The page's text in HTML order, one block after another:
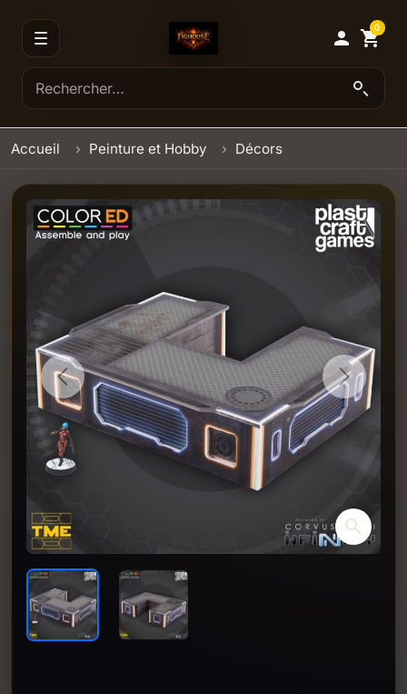
 shopping_cart
0
Accueil Peinture et Hobby Décors
Previous Next
search